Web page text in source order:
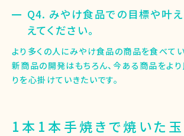
Q4. みやけ食品での目標や叶
えてください。
より多くの人にみやけ食品の商品を食べてい
新商品の開発はもちろん、今ある商品をより
りを心掛けていきたいです。
1本1本手焼きで焼いた玉